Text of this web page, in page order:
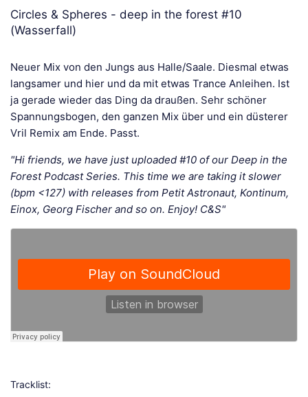
Circles & Spheres - deep in the forest #10
(Wasserfall)
Neuer Mix von den Jungs aus Halle/Saale. Diesmal etwas
langsamer und hier und da mit etwas Trance Anleihen. Ist
ja gerade wieder das Ding da draußen. Sehr schöner
Spannungsbogen, den ganzen Mix über und ein düsterer
Vril Remix am Ende. Passt.
"Hi friends, we have just uploaded #10 of our Deep in the
Forest Podcast Series. This time we are taking it slower
(bpm <127) with releases from Petit Astronaut, Kontinum,
Einox, Georg Fischer and so on. Enjoy! C&S"
Tracklist: